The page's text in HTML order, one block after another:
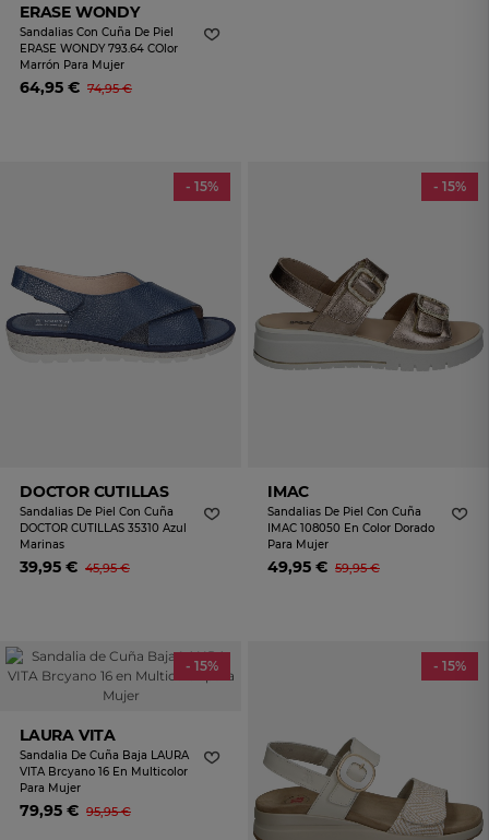
ERASE WONDY
Sandalias Con Cuña De Piel
ERASE WONDY 793.64 COlor
Marrón Para Mujer
64,95 € 74,95 €
- 15%
DOCTOR CUTILLAS
Sandalias De Piel Con Cuña
DOCTOR CUTILLAS 35310 Azul
Marinas
39,95 € 45,95 €
- 15%
IMAC
Sandalias De Piel Con Cuña
IMAC 108050 En Color Dorado
Para Mujer
49,95 € 59,95 €
- 15%
LAURA VITA
Sandalia De Cuña Baja LAURA
VITA Brcyano 16 En Multicolor
Para Mujer
79,95 € 95,95 €
- 15%